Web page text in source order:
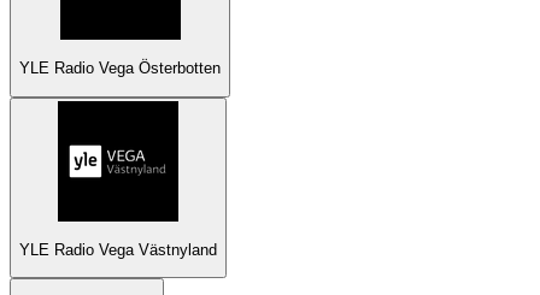
YLE Radio Vega Österbotten
YLE Radio Vega Västnyland